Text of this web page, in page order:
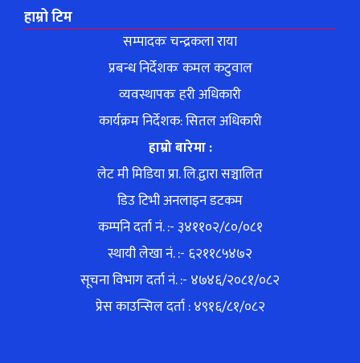
हाम्रो टिम
सम्पादकः चन्द्रकला राया
प्रबन्ध निर्देशकः कमल कटुवाल
व्यवस्थापकः हरी अधिकारी
कार्यक्रम निर्देशक: सितल अधिकारी
हाम्रो बारेमा :
लेट मी मिडिया प्रा. लि.द्वारा सञ्चालित
डिउ टिभी अनलाइन डटकम
कम्पनि दर्ता नं. :- ३४११०२/८०/०८१
स्थायी लेखा नं. :- ६२११८५४७२
सूचना विभाग दर्ता नं. :- ४७४६/२०८१/०८२
प्रेस काउन्सिल दर्ता : ४९१६/८१/०८२